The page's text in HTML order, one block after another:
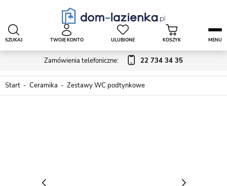
Zamówienia telefoniczne: 22 734 34 35
SZUKAJ TWOJE KONTO ULUBIONE KOSZYK MENU
Start Ceramika Zestawy WC podtynkowe